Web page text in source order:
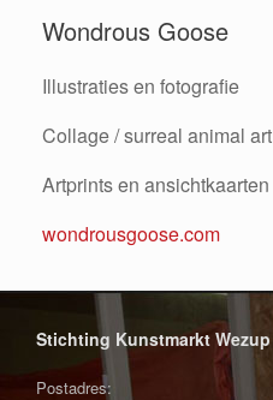
Wondrous Goose
Illustraties en fotografie
Collage / surreal animal art
Artprints en ansichtkaarten
wondrousgoose.com
Stichting Kunstmarkt Wezup
Postadres: